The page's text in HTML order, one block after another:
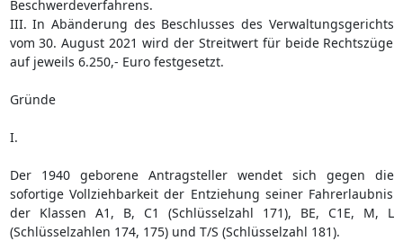
Beschwerdeverfahrens.
III. In Abänderung des Beschlusses des Verwaltungsgerichts
vom 30. August 2021 wird der Streitwert für beide Rechtszüge
auf jeweils 6.250,- Euro festgesetzt.
Gründe
I.
Der 1940 geborene Antragsteller wendet sich gegen die
sofortige Vollziehbarkeit der Entziehung seiner Fahrerlaubnis
der Klassen A1, B, C1 (Schlüsselzahl 171), BE, C1E, M, L
(Schlüsselzahlen 174, 175) und T/S (Schlüsselzahl 181).